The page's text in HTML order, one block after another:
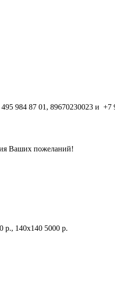
984 87 01, 89670230023 и +7
Ваших пожеланий!
р., 140х140 5000 р. ⠀